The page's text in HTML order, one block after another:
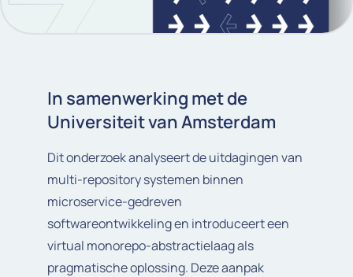
In samenwerking met de
Universiteit van Amsterdam
Dit onderzoek analyseert de uitdagingen van
multi-repository systemen binnen
microservice-gedreven
softwareontwikkeling en introduceert een
virtual monorepo-abstractielaag als
pragmatische oplossing. Deze aanpak